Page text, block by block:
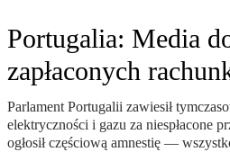
Portugalia: Media
zapłaconych
Parlament Portugalii zawiesił
elektryczności i gazu za niespłacone
ogłosił częściową amnestię —